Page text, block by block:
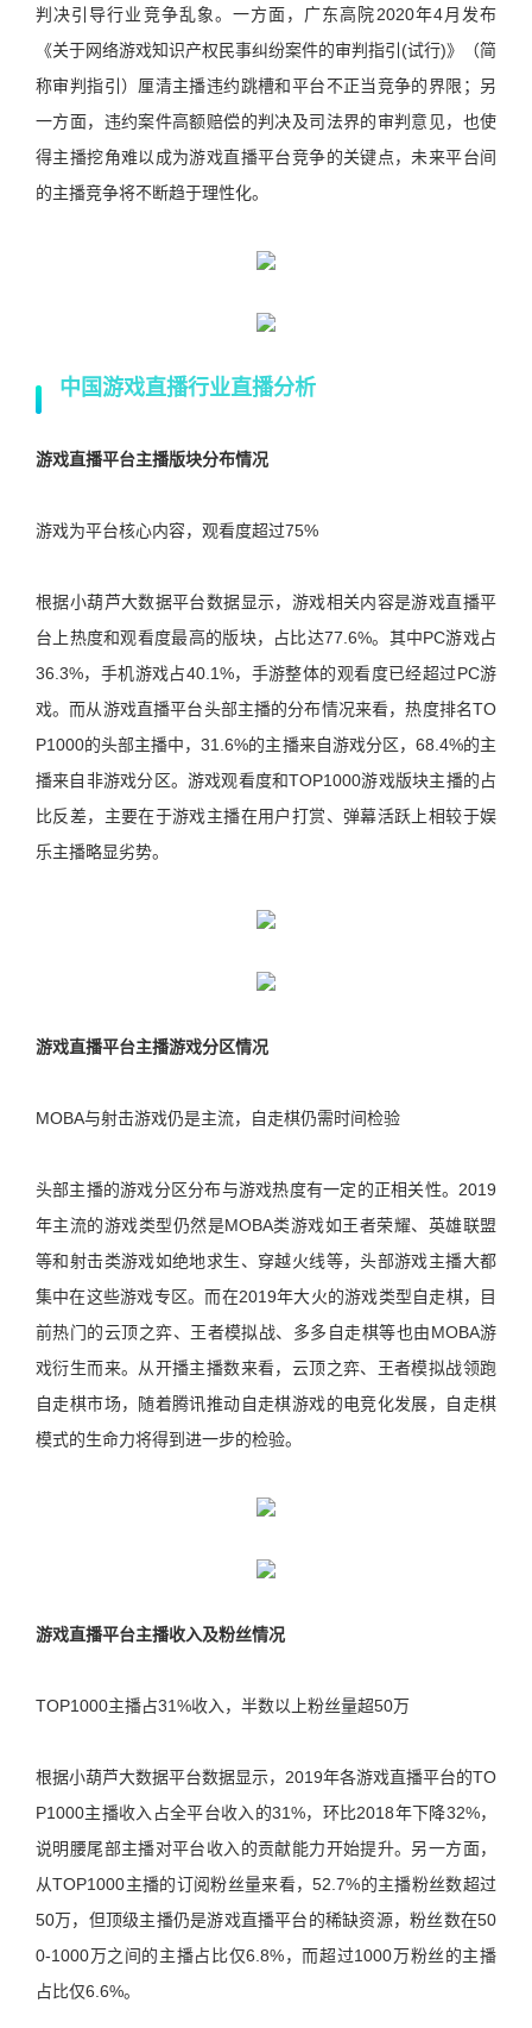
判决引导行业竞争乱象。一方面，广东高院2020年4月发布
《关于网络游戏知识产权民事纠纷案件的审判指引(试行)》（简
称审判指引）厘清主播违约跳槽和平台不正当竞争的界限；另
一方面，违约案件高额赔偿的判决及司法界的审判意见，也使
得主播挖角难以成为游戏直播平台竞争的关键点，未来平台间
的主播竞争将不断趋于理性化。
中国游戏直播行业直播分析
游戏直播平台主播版块分布情况
游戏为平台核心内容，观看度超过75%
根据小葫芦大数据平台数据显示，游戏相关内容是游戏直播平
台上热度和观看度最高的版块，占比达77.6%。其中PC游戏占
36.3%，手机游戏占40.1%，手游整体的观看度已经超过PC游
戏。而从游戏直播平台头部主播的分布情况来看，热度排名TO
P1000的头部主播中，31.6%的主播来自游戏分区，68.4%的主
播来自非游戏分区。游戏观看度和TOP1000游戏版块主播的占
比反差，主要在于游戏主播在用户打赏、弹幕活跃上相较于娱
乐主播略显劣势。
游戏直播平台主播游戏分区情况
MOBA与射击游戏仍是主流，自走棋仍需时间检验
头部主播的游戏分区分布与游戏热度有一定的正相关性。2019
年主流的游戏类型仍然是MOBA类游戏如王者荣耀、英雄联盟
等和射击类游戏如绝地求生、穿越火线等，头部游戏主播大都
集中在这些游戏专区。而在2019年大火的游戏类型自走棋，目
前热门的云顶之弈、王者模拟战、多多自走棋等也由MOBA游
戏衍生而来。从开播主播数来看，云顶之弈、王者模拟战领跑
自走棋市场，随着腾讯推动自走棋游戏的电竞化发展，自走棋
模式的生命力将得到进一步的检验。
游戏直播平台主播收入及粉丝情况
TOP1000主播占31%收入，半数以上粉丝量超50万
根据小葫芦大数据平台数据显示，2019年各游戏直播平台的TO
P1000主播收入占全平台收入的31%，环比2018年下降32%，
说明腰尾部主播对平台收入的贡献能力开始提升。另一方面，
从TOP1000主播的订阅粉丝量来看，52.7%的主播粉丝数超过
50万，但顶级主播仍是游戏直播平台的稀缺资源，粉丝数在50
0-1000万之间的主播占比仅6.8%，而超过1000万粉丝的主播
占比仅6.6%。